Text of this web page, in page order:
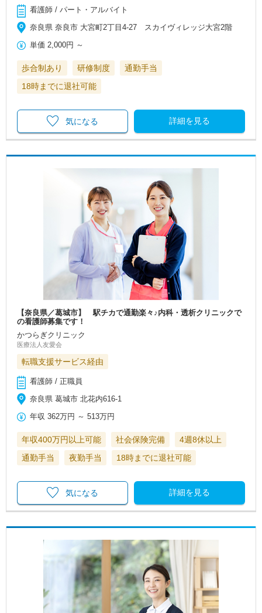
看護師 / パート・アルバイト
奈良県 奈良市 大宮町2丁目4-27 スカイヴィレッジ大宮2階
単価 2,000円 ～
歩合制あり 研修制度
通勤手当
18時までに退社可能
詳細を見る
気になる
【奈良県／葛城市】 駅チカで通勤楽々♪内科・透析クリニックで
の看護師募集です！
かつらぎクリニック
医療法人友愛会
転職支援サービス経由
看護師 / 正職員
奈良県 葛城市 北花内616-1
年収 362万円 ～513万円
年収400万円以上可能 社会保険完備
4週8休以上
通勤手当
夜勤手当 18時までに退社可能
詳細を見る
気になる